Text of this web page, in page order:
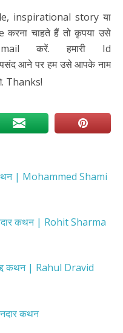
inspirational story या
करना चाहते हैं तो कृपया उसे
करें. हमारी Id
आने पर हम उसे आपके नाम
Thanks!
कथन | Mohammed Shami
कथन | Rohit Sharma
कथन | Rahul Dravid
कथन